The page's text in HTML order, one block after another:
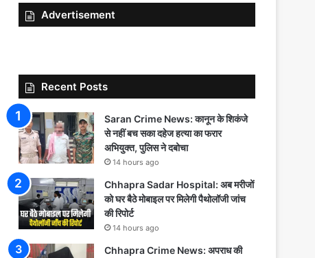
Advertisement
Recent Posts
Saran Crime News: कानून के शिकंजे
से नहीं बच सका दहेज हत्या का फरार
अभियुक्त, पुलिस ने दबोचा
14 hours ago
Chhapra Sadar Hospital: अब मरीजों
को घर बैठे मोबाइल पर मिलेगी पैथोलॉजी जांच
की रिपोर्ट
14 hours ago
Chhapra Crime News: अपराध की